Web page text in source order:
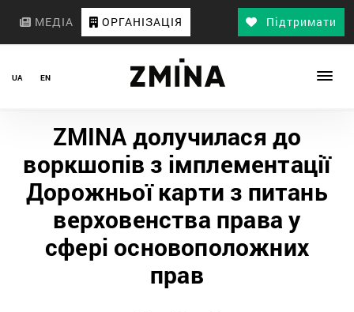
МЕДІА ОРГАНІЗАЦІЯ Підтримати
UA EN
ZMINA долучилася до
воркшопів з імплементації
Дорожньої карти з питань
верховенства права у
сфері основоположних
прав